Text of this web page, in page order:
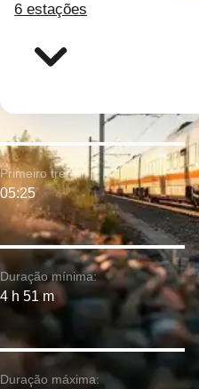
6 estações
Duração mínima:
4 h 51 m
Primeiro trem:
05:25
Duração máxima: